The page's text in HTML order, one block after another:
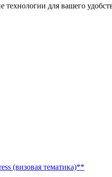
для вашего
(визовая тематика)**